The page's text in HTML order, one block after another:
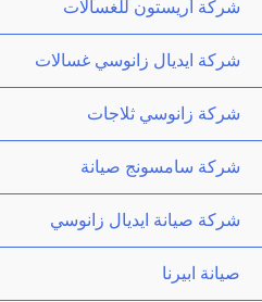
شركة اريستون للغسالات
شركة ايديال زانوسي غسالات
شركة زانوسي ثلاجات
شركة سامسونج صيانة
شركة صيانة ايديال زانوسي
صيانة ابيرنا